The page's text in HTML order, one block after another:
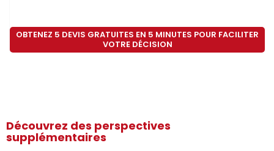
OBTENEZ 5 DEVIS GRATUITES EN 5 MINUTES POUR FACILITER
VOTRE DÉCISION
Découvrez des perspectives
supplémentaires